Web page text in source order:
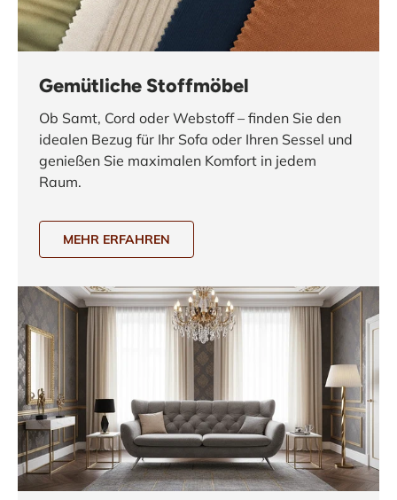
Gemütliche Stoffmöbel
Ob Samt, Cord oder Webstoff – finden Sie den
idealen Bezug für Ihr Sofa oder Ihren Sessel und
genießen Sie maximalen Komfort in jedem
Raum.
MEHR ERFAHREN